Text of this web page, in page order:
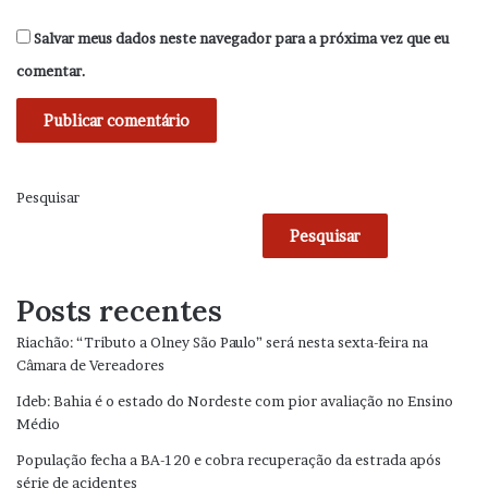
Salvar meus dados neste navegador para a próxima vez que eu
comentar.
Pesquisar
Pesquisar
Posts recentes
Riachão: “Tributo a Olney São Paulo” será nesta sexta-feira na
Câmara de Vereadores
Ideb: Bahia é o estado do Nordeste com pior avaliação no Ensino
Médio
População fecha a BA-120 e cobra recuperação da estrada após
série de acidentes